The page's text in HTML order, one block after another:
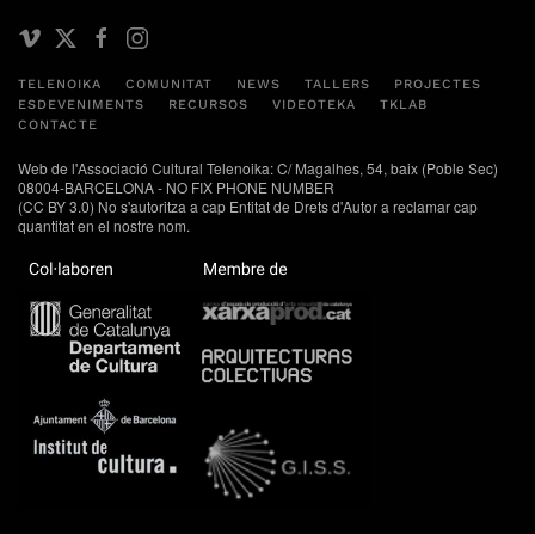
TELENOIKA COMUNITAT NEWS TALLERS
PROJECTES
ESDEVENIMENTS
RECURSOS VIDEOTEKA
TKLAB
CONTACTE
Web de l'Associació Cultural Telenoika: C/ Magalhes, 54, baix (Poble Sec)
08004-BARCELONA - NO FIX PHONE NUMBER
(CC BY 3.0) No s'autoritza a cap Entitat de Drets d'Autor a reclamar cap
quantitat en el nostre nom.